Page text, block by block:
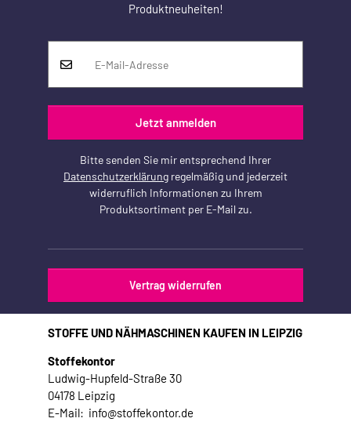
Produktneuheiten!
Jetzt anmelden
Bitte senden Sie mir entsprechend Ihrer
Datenschutzerklärung regelmäßig und jederzeit
widerruflich Informationen zu Ihrem
Produktsortiment per E-Mail zu.
Vertrag widerrufen
STOFFE UND NÄHMASCHINEN KAUFEN IN LEIPZIG
Stoffekontor
Ludwig-Hupfeld-Straße 30
04178 Leipzig
E-Mail: info@stoffekontor.de